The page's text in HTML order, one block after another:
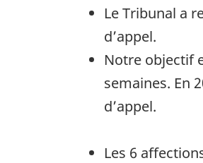
Le Tribunal a
d’appel.
Notre objectif
semaines. En
d’appel.
Les 6